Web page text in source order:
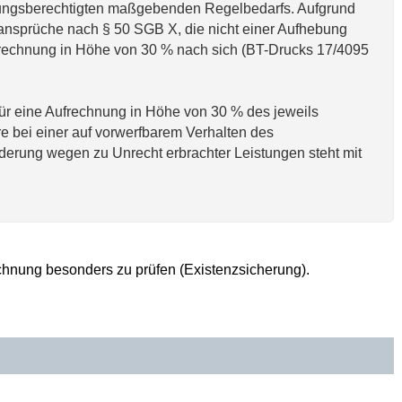
maßgebenden Regelbedarfs. Aufgrund
nach § 50 SGB X, die nicht einer Aufhebung
in Höhe von 30 % nach sich (BT-Drucks 17/4095
eine Aufrechnung in Höhe von 30 % des jeweils
bei einer auf vorwerfbarem Verhalten des
wegen zu Unrecht erbrachter Leistungen steht mit
besonders zu prüfen (Existenzsicherung).